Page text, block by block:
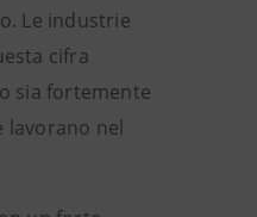
Le industrie
cifra
sia fortemente
lavorano nel